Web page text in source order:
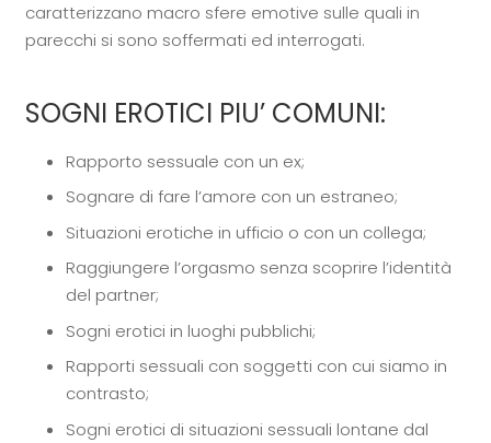
caratterizzano macro sfere emotive sulle quali in
parecchi si sono soffermati ed interrogati.
SOGNI EROTICI PIU’ COMUNI:
Rapporto sessuale con un ex;
Sognare di fare l’amore con un estraneo;
Situazioni erotiche in ufficio o con un collega;
Raggiungere l’orgasmo senza scoprire l’identità
del partner;
Sogni erotici in luoghi pubblichi;
Rapporti sessuali con soggetti con cui siamo in
contrasto;
Sogni erotici di situazioni sessuali lontane dal